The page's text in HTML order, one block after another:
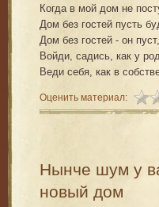
Когда в мой дом не
Дом без гостей пусть
Дом без гостей - он
Войди, садись, как у
Веди себя, как в
Оценить материал:
Нынче шум у
новый дом